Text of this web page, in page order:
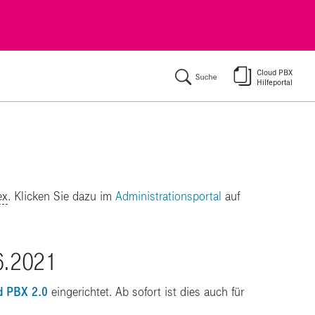
ķ
. Klicken Sie dazu im Administrationsportal auf
PBX 2.0 eingerichtet. Ab sofort ist dies auch für